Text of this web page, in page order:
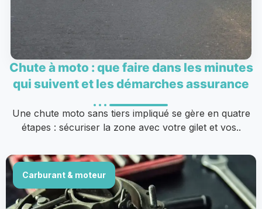
Chute à moto : que faire dans les minutes
qui suivent et les démarches assurance
Une chute moto sans tiers impliqué se gère en quatre
étapes : sécuriser la zone avec votre gilet et vos..
Carburant & moteur